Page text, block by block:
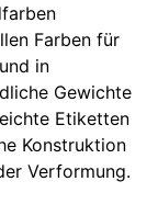
Farben für
in
Gewichte
Etiketten
Konstruktion
Verformung.